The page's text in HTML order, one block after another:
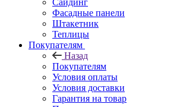
Сайдинг
Фасадные панели
Штакетник
Теплицы
Покупателям
Назад
Покупателям
Условия оплаты
Условия доставки
Гарантия на товар